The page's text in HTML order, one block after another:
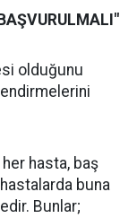
olduğunu
hasta, baş
buna
Bunlar;